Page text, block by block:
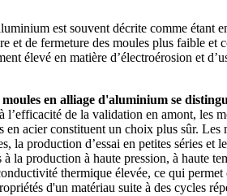
est souvent décrite comme étant
et de fermeture des moules plus faible
élevé en matière d’électroérosion et
en alliage d'aluminium se
de la validation en amont,
acier constituent un choix plus sûr.
production d’essai en petites séries et
la production à haute pression, à haute
thermique élevée, ce qui
d'un matériau suite à des cycles